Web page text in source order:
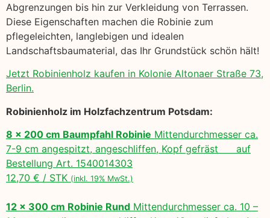
Abgrenzungen bis hin zur Verkleidung von Terrassen.
Diese Eigenschaften machen die Robinie zum
pflegeleichten, langlebigen und idealen
Landschaftsbaumaterial, das Ihr Grundstück schön hält!
Jetzt Robinienholz kaufen in Kolonie Altonaer Straße 73,
Berlin.
Robinienholz im Holzfachzentrum Potsdam:
8 x 200 cm Baumpfahl Robinie Mittendurchmesser ca.
7-9 cm angespitzt, angeschliffen, Kopf gefräst auf
Bestellung Art. 1540014303
12,70 € / STK (inkl. 19% MwSt.)
12 x 300 cm Robinie Rund Mittendurchmesser ca. 10 –